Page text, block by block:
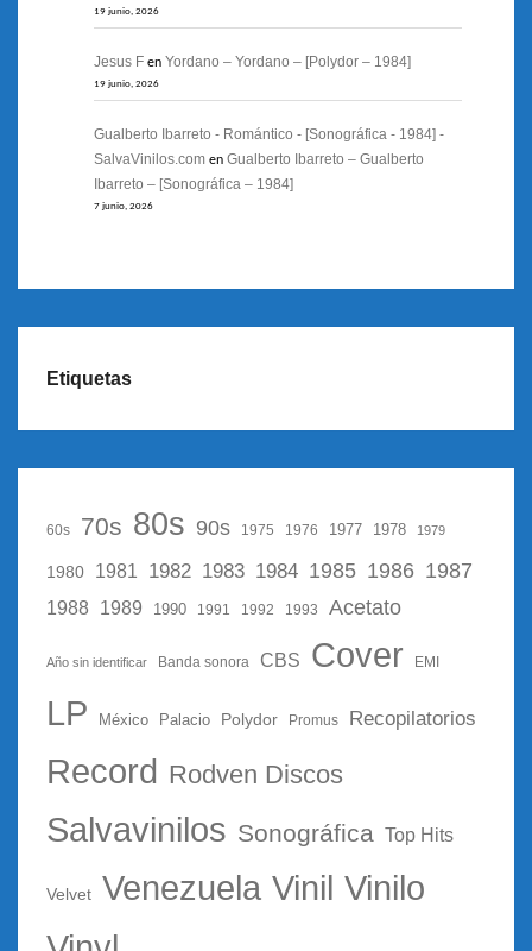
19 junio, 2026
Jesus F en Yordano – Yordano – [Polydor – 1984]
19 junio, 2026
Gualberto Ibarreto - Romántico - [Sonográfica - 1984] -
SalvaVinilos.com en Gualberto Ibarreto – Gualberto
Ibarreto – [Sonográfica – 1984]
7 junio, 2026
Etiquetas
60s 70s 80s 90s 1975 1976 1977 1978 1979
1980 1981 1982 1983 1984 1985 1986 1987
1988 1989 1990 1991 1992 1993 Acetato
Año sin identificar Banda sonora CBS Cover EMI
LP México Palacio Polydor Promus Recopilatorios
Record Rodven Discos
Salvavinilos Sonográfica Top Hits
Velvet Venezuela Vinil Vinilo